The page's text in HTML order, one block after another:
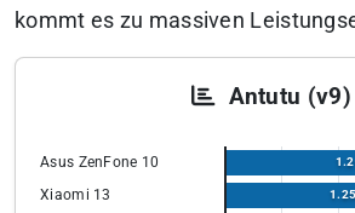
kommt es zu massiven
Antutu (v9)
Asus ZenFone 10
Xiaomi 13